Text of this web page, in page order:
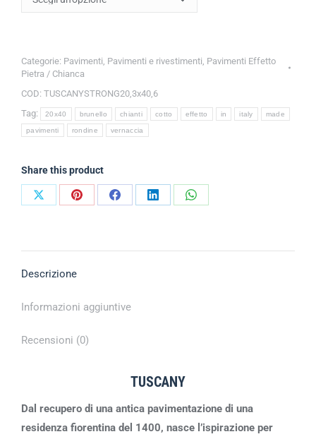
Categorie: Pavimenti Pavimenti e rivestimenti Pavimenti Effetto
Pietra / Chianca
COD: TUSCANYSTRONG20,3x40,6
Tag:
20x40 brunello chianti cotto effetto in italy made
pavimenti rondine vernaccia
Share this product
Descrizione
Informazioni aggiuntive
Recensioni (0)
TUSCANY
Dal recupero di una antica pavimentazione di una
residenza fiorentina del 1400, nasce l’ispirazione per